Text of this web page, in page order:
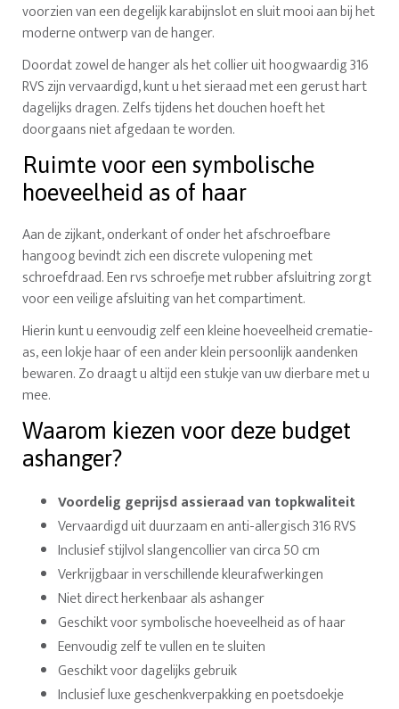
voorzien van een degelijk karabijnslot en sluit mooi aan bij het
moderne ontwerp van de hanger.
Doordat zowel de hanger als het collier uit hoogwaardig 316
RVS zijn vervaardigd, kunt u het sieraad met een gerust hart
dagelijks dragen. Zelfs tijdens het douchen hoeft het
doorgaans niet afgedaan te worden.
Ruimte voor een symbolische
hoeveelheid as of haar
Aan de zijkant, onderkant of onder het afschroefbare
hangoog bevindt zich een discrete vulopening met
schroefdraad. Een rvs schroefje met rubber afsluitring zorgt
voor een veilige afsluiting van het compartiment.
Hierin kunt u eenvoudig zelf een kleine hoeveelheid crematie-
as, een lokje haar of een ander klein persoonlijk aandenken
bewaren. Zo draagt u altijd een stukje van uw dierbare met u
mee.
Waarom kiezen voor deze budget
ashanger?
Voordelig geprijsd assieraad van topkwaliteit
Vervaardigd uit duurzaam en anti-allergisch 316 RVS
Inclusief stijlvol slangencollier van circa 50 cm
Verkrijgbaar in verschillende kleurafwerkingen
Niet direct herkenbaar als ashanger
Geschikt voor symbolische hoeveelheid as of haar
Eenvoudig zelf te vullen en te sluiten
Geschikt voor dagelijks gebruik
Inclusief luxe geschenkverpakking en poetsdoekje